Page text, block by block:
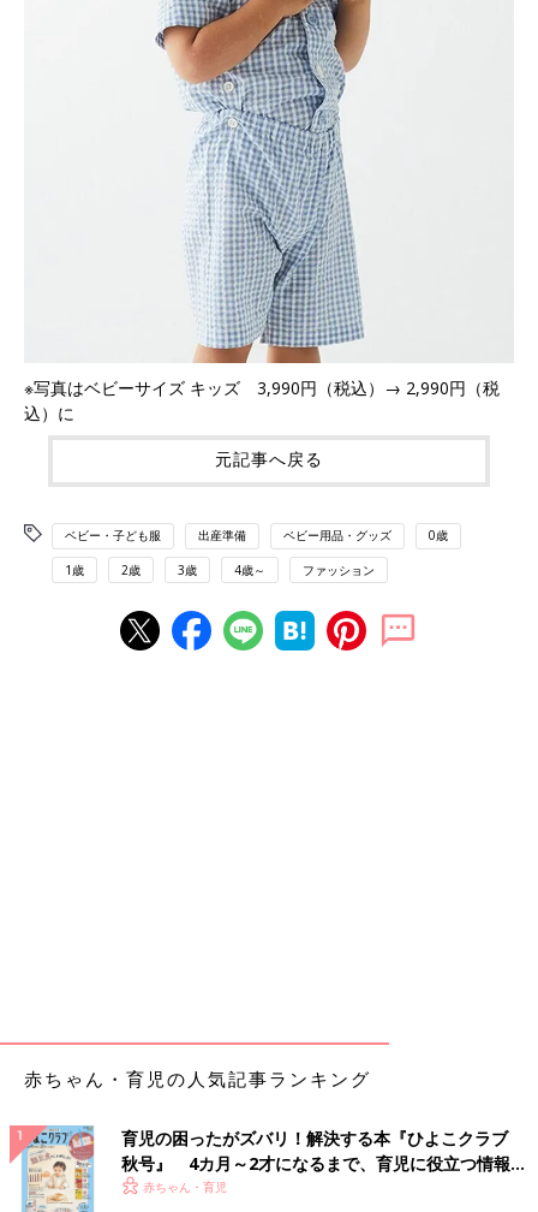
※写真はベビーサイズ キッズ 3,990円（税込）→ 2,990円（税
込）に
元記事へ戻る
ベビー・子ども服 出産準備 ベビー用品・グッズ 0歳
1歳 2歳 3歳 4歳～ ファッション
赤ちゃん・育児の人気記事ランキング
育児の困ったがズバリ！解決する本『ひよこクラブ
秋号』 4カ月～2才になるまで、育児に役立つ情報が
いっぱい！
赤ちゃん・育児